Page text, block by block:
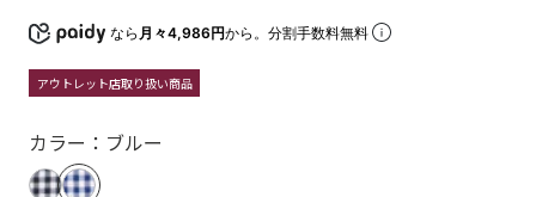
なら 月々4,986円から。分割手数料無料
アウトレット店取り扱い商品
カラー：ブルー